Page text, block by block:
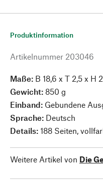
Produktinformation
Artikelnummer 203046
Maße: B 18,6 x T 2,5 x H
Gewicht: 850 g
Einband: Gebundene
Sprache: Deutsch
Details: 188 Seiten,
Weitere Artikel von Die